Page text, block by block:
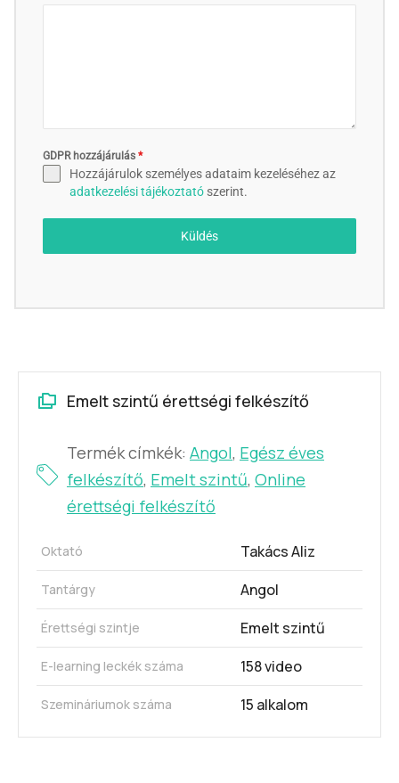
GDPR hozzájárulás*
Hozzájárulok személyes adataim kezeléséhez az
adatkezelési tájékoztató szerint.
Küldés
Emelt szintű érettségi felkészítő
Termék címkék: Angol, Egész éves
felkészítő, Emelt szintű, Online
érettségi felkészítő
Oktató Takács Aliz
Tantárgy Angol
Érettségi szintje Emelt szintű
E-learning leckék száma 158 video
Szemináriumok száma 15 alkalom